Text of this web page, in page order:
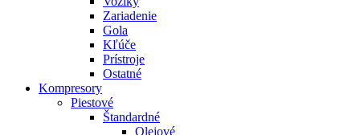
Zariadenie
Gola
Kľúče
Prístroje
Ostatné
Kompresory
Piestové
Štandardné
Olejové